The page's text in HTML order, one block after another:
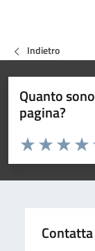
Indietro
Quanto
pagina?
Valuta da 1 a 5
Valuta
Valuta 2
Valuta 1 stelle